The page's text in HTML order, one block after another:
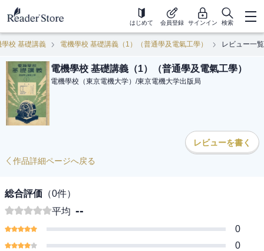
はじめて 会員登録 サインイン 検索
學校 基礎講義 電機學校 基礎講義（1）（普通學及電氣工學） レビュー一覧
電機學校 基礎講義（1）（普通學及電氣工學）
電機學校（東京電機大学） /東京電機大学出版局
レビューを書く
作品詳細ページへ戻る
総合評価 （0件）
平均 --
0
0